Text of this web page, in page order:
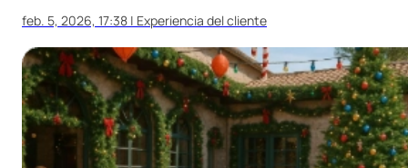
feb. 5, 2026, 17:38 | Experiencia del cliente